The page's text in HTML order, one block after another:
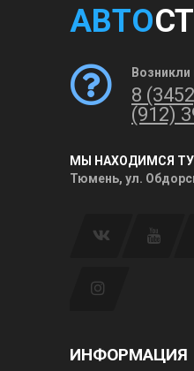
АВТО
8
(912)
МЫ НАХОДИМСЯ
Тюмень, ул.
ИНФОРМАЦИЯ